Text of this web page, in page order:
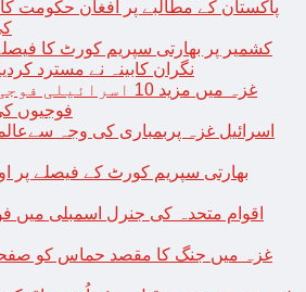
پاکستان کے مطالبے پر افغان حکومت
کشمیر پر بھارتی سپریم کورٹ کا
نگران کابینہ نے مسترد
فوجیوں
اسرائیل غزہ پربمباری کی وجہ
بھارتی سپریم کورٹ کے فیصلے پر
اقوام متحدہ کی جنرل اسمبلی میں
غزہ میں جنگ کا مقصد حماس کو